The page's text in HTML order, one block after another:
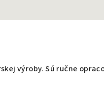
výroby. Sú ručne